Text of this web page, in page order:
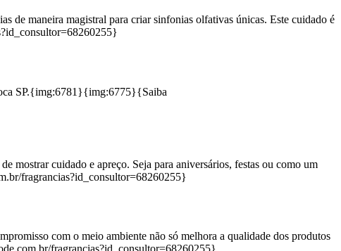
de maneira magistral para criar sinfonias olfativas únicas. Este cuidado é
SP.{img:6781}{img:6775}{Saiba
mostrar cuidado e apreço. Seja para aniversários, festas ou como um
fragrancias?id_consultor=68260255}
com o meio ambiente não só melhora a qualidade dos produtos